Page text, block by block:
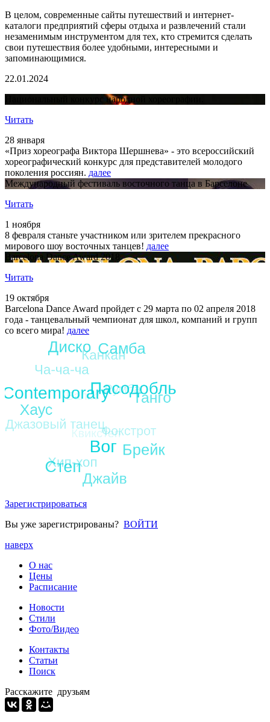
В целом, современные сайты путешествий и интернет-
каталоги предприятий сферы отдыха и развлечений стали
незаменимым инструментом для тех, кто стремится сделать
свои путешествия более удобными, интересными и
запоминающимися.
22.01.2024
Национальный конкурс народной хореографии.
Читать
28 января
«Приз хореографа Виктора Шершнева» - это всероссийский
хореографический конкурс для представителей молодого
поколения россиян. далее
Международный фестиваль восточного танца в Барселоне
Читать
1 ноября
8 февраля станьте участником или зрителем прекрасного
мирового шоу восточных танцев! далее
Barcelona Dance Award 2018
Читать
19 октября
Barcelona Dance Award пройдет с 29 марта по 02 апреля 2018
года - танцевальный чемпионат для школ, компаний и групп
со всего мира! далее
Зарегистрироваться
Вы уже зарегистрированы? ВОЙТИ
наверх
О нас
Цены
Расписание
Новости
Стили
Фото/Видео
Контакты
Статьи
Поиск
Расскажите друзьям